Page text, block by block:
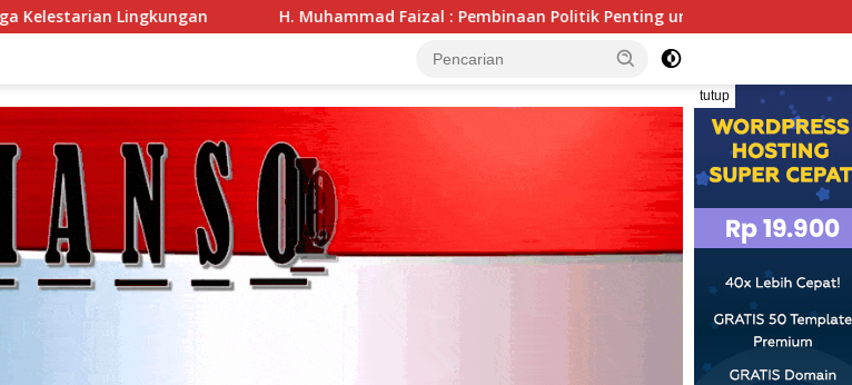
H. Muhammad Faizal : Pembinaan Politik Penting untuk Menciptakan Kompetisi yang Jujur dan
tutup